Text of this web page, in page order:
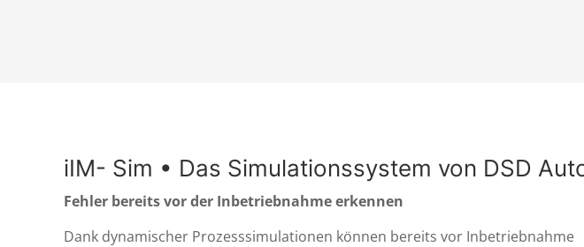
iIM- Sim • Das Simulationssystem von DSD
Fehler bereits vor der Inbetriebnahme erkennen
Dank dynamischer Prozesssimulationen können bereits vor Inbetriebnahme